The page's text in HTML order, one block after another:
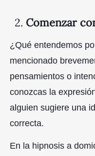
2. Comenzar
¿Qué entendemos
mencionado
pensamientos o
conozcas la
alguien sugiere una
correcta.
En la hipnosis a